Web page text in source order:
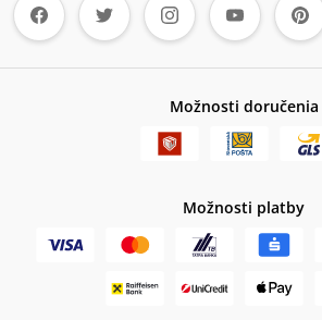
Možnosti doručenia
Možnosti platby